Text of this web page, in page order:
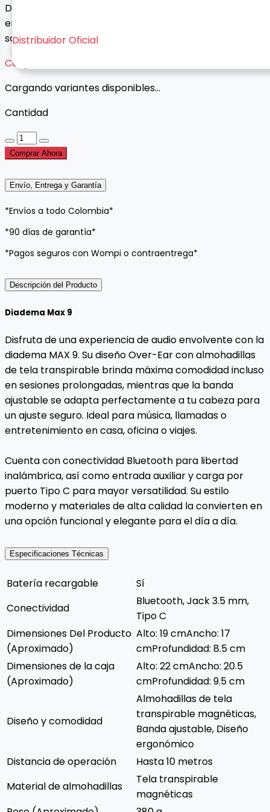
Distribuidor Oficial
Diadema Bluetooth Over-Ear con almohadillas de tela,
entrada auxiliar y carga Tipo C. Comodidad, estilo y
sonido envolvente.
Cargando variantes...
Cargando variantes disponibles...
Cantidad
Comprar Ahora
Envío, Entrega y Garantía
*Envíos a todo Colombia*
*90 días de garantía*
*Pagos seguros con Wompi o contraentrega*
Descripción del Producto
Diadema Max 9
Disfruta de una experiencia de audio envolvente con la
diadema MAX 9. Su diseño Over-Ear con almohadillas
de tela transpirable brinda máxima comodidad incluso
en sesiones prolongadas, mientras que la banda
ajustable se adapta perfectamente a tu cabeza para
un ajuste seguro. Ideal para música, llamadas o
entretenimiento en casa, oficina o viajes.
Cuenta con conectividad Bluetooth para libertad
inalámbrica, así como entrada auxiliar y carga por
puerto Tipo C para mayor versatilidad. Su estilo
moderno y materiales de alta calidad la convierten en
una opción funcional y elegante para el día a día.
Especificaciones Técnicas
Batería recargable
Sí
Conectividad
Bluetooth, Jack 3.5 mm,
Tipo C
Dimensiones Del Producto
(Aproximado)
Alto: 19 cmAncho: 17
cmProfundidad: 8.5 cm
Dimensiones de la caja
(Aproximado)
Alto: 22 cmAncho: 20.5
cmProfundidad: 9.5 cm
Diseño y comodidad
Almohadillas de tela
transpirable magnéticas,
Banda ajustable, Diseño
ergonómico
Distancia de operación
Hasta 10 metros
Material de almohadillas
Tela transpirable
magnéticas